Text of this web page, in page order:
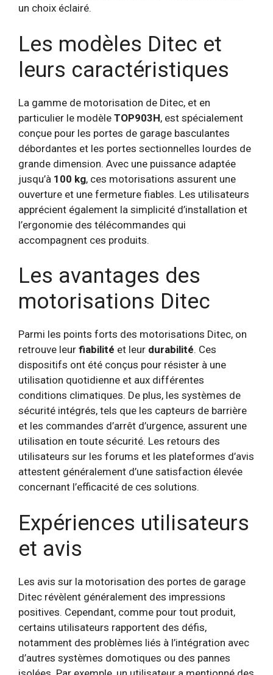
un choix éclairé.
Les modèles Ditec et
leurs caractéristiques
La gamme de motorisation de Ditec, et en
particulier le modèle TOP903H, est spécialement
conçue pour les portes de garage basculantes
débordantes et les portes sectionnelles lourdes de
grande dimension. Avec une puissance adaptée
jusqu’à 100 kg, ces motorisations assurent une
ouverture et une fermeture fiables. Les utilisateurs
apprécient également la simplicité d’installation et
l’ergonomie des télécommandes qui
accompagnent ces produits.
Les avantages des
motorisations Ditec
Parmi les points forts des motorisations Ditec, on
retrouve leur fiabilité et leur durabilité. Ces
dispositifs ont été conçus pour résister à une
utilisation quotidienne et aux différentes
conditions climatiques. De plus, les systèmes de
sécurité intégrés, tels que les capteurs de barrière
et les commandes d’arrêt d’urgence, assurent une
utilisation en toute sécurité. Les retours des
utilisateurs sur les forums et les plateformes d’avis
attestent généralement d’une satisfaction élevée
concernant l’efficacité de ces solutions.
Expériences utilisateurs
et avis
Les avis sur la motorisation des portes de garage
Ditec révèlent généralement des impressions
positives. Cependant, comme pour tout produit,
certains utilisateurs rapportent des défis,
notamment des problèmes liés à l’intégration avec
d’autres systèmes domotiques ou des pannes